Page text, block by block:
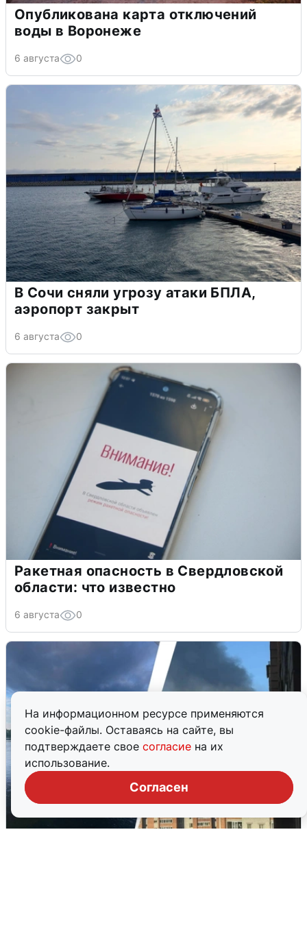
На информационном ресурсе применяются
cookie-файлы. Оставаясь на сайте, вы
подтверждаете свое согласие на их
использование.
Согласен
Опубликована карта отключений
воды в Воронеже
6 августа 0
В Сочи сняли угрозу атаки БПЛА,
аэропорт закрыт
6 августа 0
Ракетная опасность в Свердловской
области: что известно
6 августа 0